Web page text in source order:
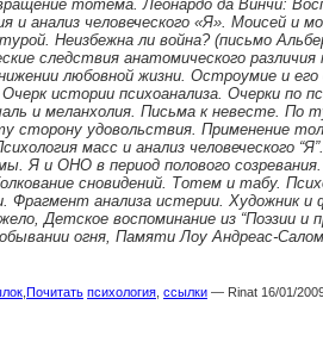
тотема. Леонардо да Винчи:
и анализ человеческого «Я». Моисей и
Неизбежна ли война? (письмо
следствия анатомического различия
любовной жизни. Остроумие и
истории психоанализа. Очерки по
и меланхолия. Письма к невесте. По
сторону удовольствия. Применение
масс и анализ человеческого
Я и ОНО в период полового
сновидений. Тотем и табу.
Фрагмент анализа истерии. Художник и
Детское воспоминание из “Поэзии и
огня, Памяти Лоу Андреас-
Почитать психология ссылки — Rinat 16/01/